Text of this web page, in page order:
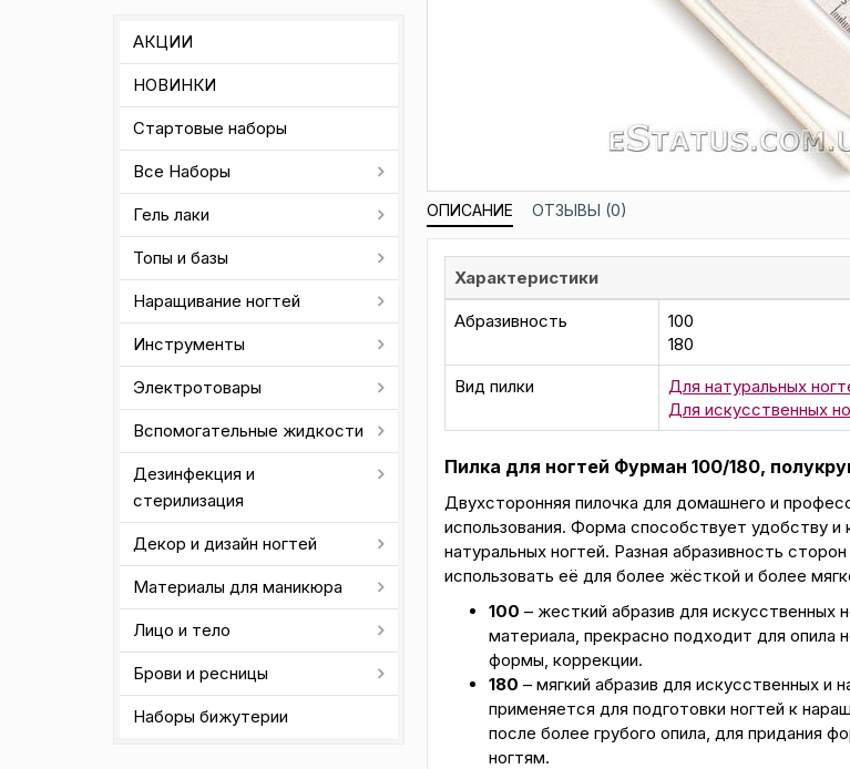
АКЦИИ
НОВИНКИ
Стартовые наборы
Все Наборы
Гель лаки
Топы и базы
Наращивание ногтей
Инструменты
Электротовары
Вспомогательные жидкости
Дезинфекция и
стерилизация
Декор и дизайн ногтей
Материалы для маникюра
Лицо и тело
Брови и ресницы
Наборы бижутерии
ОПИСАНИЕ ОТЗЫВЫ (0)
Характеристики
Абразивность
100
180
Вид пилки
Для натуральных
Для искусственных
Пилка для ногтей Фурман 100/180,
Двухсторонняя пилочка для домашнего и
использования. Форма способствует удобству и
натуральных ногтей. Разная абразивность
использовать её для более жёсткой и более
100 – жесткий абразив для искусственных
материала, прекрасно подходит для опила
формы, коррекции.
180 – мягкий абразив для искусственных и
применяется для подготовки ногтей к
после более грубого опила, для придания
ногтям.